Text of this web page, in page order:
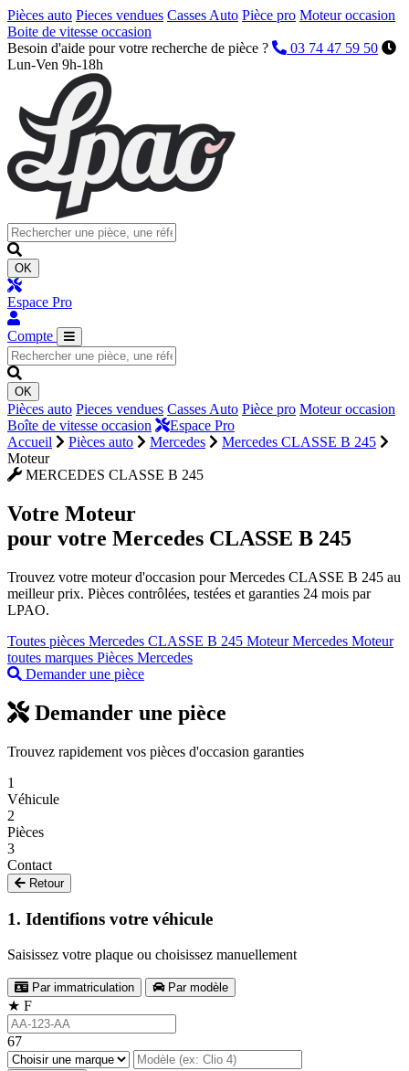
Pièces auto Pieces vendues Casses Auto Pièce pro Moteur occasion
Boite de vitesse occasion
Besoin d'aide pour votre recherche de pièce ?
03 74 47 59 50
Lun-Ven 9h-18h
OK
Espace Pro
Compte
OK
Pièces auto Pieces vendues Casses Auto Pièce pro Moteur occasion
Boîte de vitesse occasion
Espace Pro
Accueil
Pièces auto Mercedes
Mercedes CLASSE B 245
Moteur
MERCEDES CLASSE B 245
Votre Moteur
pour votre Mercedes CLASSE B 245
Trouvez votre moteur d'occasion pour Mercedes CLASSE B 245 au
meilleur prix. Pièces contrôlées, testées et garanties 24 mois par
LPAO.
Toutes pièces Mercedes CLASSE B 245 Moteur Mercedes Moteur
toutes marques Pièces Mercedes
Demander une pièce
Demander une pièce
Trouvez rapidement vos pièces d'occasion garanties
1
Véhicule
2
Pièces
3
Contact
Retour
1. Identifions votre véhicule
Saisissez votre plaque ou choisissez manuellement
Par immatriculation Par modèle
★ F
67